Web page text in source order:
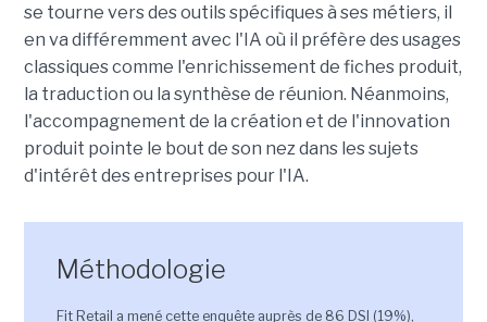
se tourne vers des outils spécifiques à ses métiers, il
en va différemment avec l'IA où il préfère des usages
classiques comme l'enrichissement de fiches produit,
la traduction ou la synthèse de réunion. Néanmoins,
l'accompagnement de la création et de l'innovation
produit pointe le bout de son nez dans les sujets
d'intérêt des entreprises pour l'IA.
Méthodologie
Fit Retail a mené cette enquête auprès de 86 DSI (19%),